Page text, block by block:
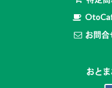
お問合
おと